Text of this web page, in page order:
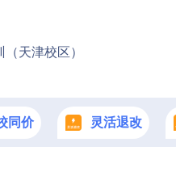
天津校区）
同价 灵活退改